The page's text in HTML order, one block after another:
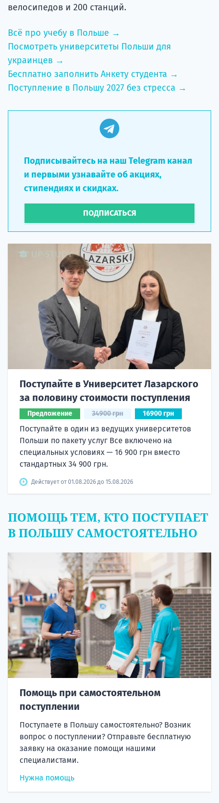
велосипедов и 200 станций.
Всё про учебу в Польше →
Посмотреть университеты Польши для
украинцев →
Бесплатно заполнить Анкету студента →
Поступление в Польшу 2027 без стресса →
Подписывайтесь на наш Telegram канал
и первыми узнавайте об акциях,
стипендиях и скидках.
ПОДПИСАТЬСЯ
Поступайте в Университет Лазарского
за половину стоимости поступления
Предложение 34900 грн 16900 грн
Поступайте в один из ведущих университетов
Польши по пакету услуг Все включено на
специальных условиях — 16 900 грн вместо
стандартных 34 900 грн.
Действует от 01.08.2026 до 15.08.2026
ПОМОЩЬ ТЕМ, КТО ПОСТУПАЕТ
В ПОЛЬШУ САМОСТОЯТЕЛЬНО
Помощь при самостоятельном
поступлении
Поступаете в Польшу самостоятельно? Возник
вопрос о поступлении? Отправьте бесплатную
заявку на оказание помощи нашими
специалистами.
Нужна помощь